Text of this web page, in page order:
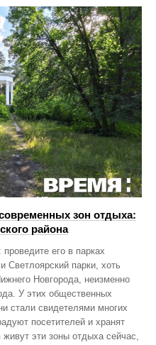
зон отдыха:
района
его в парках
Светлоярский парки, хоть
Новгорода, неизменно
У этих общественных
стали свидетелями многих
посетителей и хранят
эти зоны отдыха сейчас,